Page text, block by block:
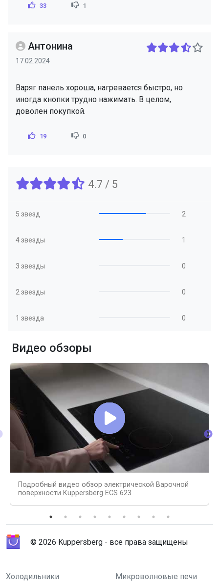
33 1
Антонина
17.02.2024
Варяг панель хороша, нагревается быстро, но
иногда кнопки трудно нажимать. В целом,
доволен покупкой.
19 0
4.7 / 5
5 звезд 2
4 звезды 1
3 звезды 0
2 звезды 0
1 звезда 0
Видео обзоры
Подробный видео обзор электрической Варочной
поверхности Kuppersberg ECS 623
© 2026 Kuppersberg - все права защищены
Холодильники
Микроволновые печи